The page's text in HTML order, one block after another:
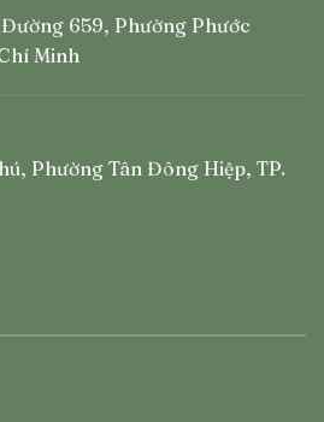
659, Phường Phước
Minh
Phường Tân Đông Hiệp, TP.